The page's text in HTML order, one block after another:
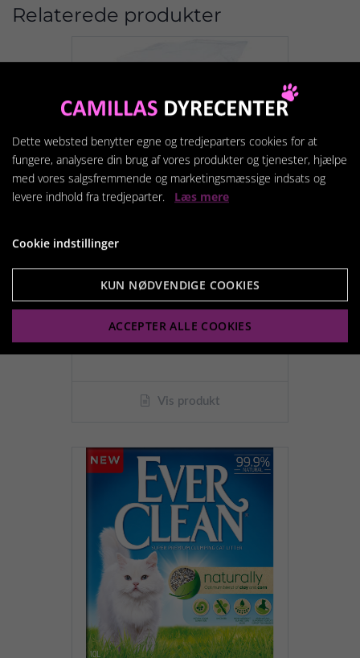
Relaterede produkter
Toa-Lätt strø miljøstrø 55
liter
229,95 kr.
Vis produkt
Dette websted benytter egne og tredjeparters cookies for at
fungere, analysere din brug af vores produkter og tjenester, hjælpe
med vores salgsfremmende og marketingsmæssige indsats og
levere indhold fra tredjeparter. Læs mere
Cookie indstillinger
KUN NØDVENDIGE COOKIES
ACCEPTER ALLE COOKIES